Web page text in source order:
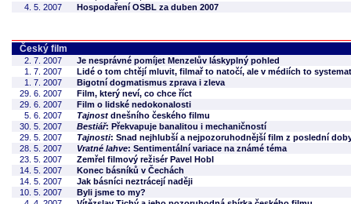
4. 5. 2007
Hospodaření OSBL za duben 2007
Český film
2. 7. 2007
Je nesprávné pomíjet Menzelův láskyplný pohled
1. 7. 2007
Lidé o tom chtějí mluvit, filmař to natočí, ale v médiích to
1. 7. 2007
Bigotní dogmatismus zprava i zleva
29. 6. 2007
Film, který neví, co chce říct
29. 6. 2007
Film o lidské nedokonalosti
5. 6. 2007
Tajnost dnešního českého filmu
30. 5. 2007
Bestiář: Překvapuje banalitou i mechaničností
29. 5. 2007
Tajnosti: Snad nejhlubší a nejpozoruhodnější film z poslední
28. 5. 2007
Vratné lahve: Sentimentální variace na známé téma
23. 5. 2007
Zemřel filmový režisér Pavel Hobl
14. 5. 2007
Konec básníků v Čechách
14. 5. 2007
Jak básníci neztrácejí naději
10. 5. 2007
Byli jsme to my?